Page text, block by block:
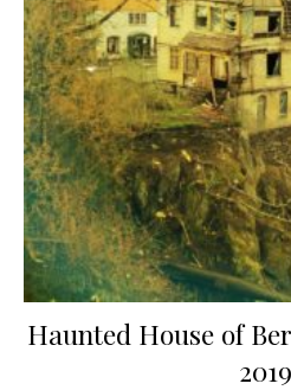
Haunted House of
2019